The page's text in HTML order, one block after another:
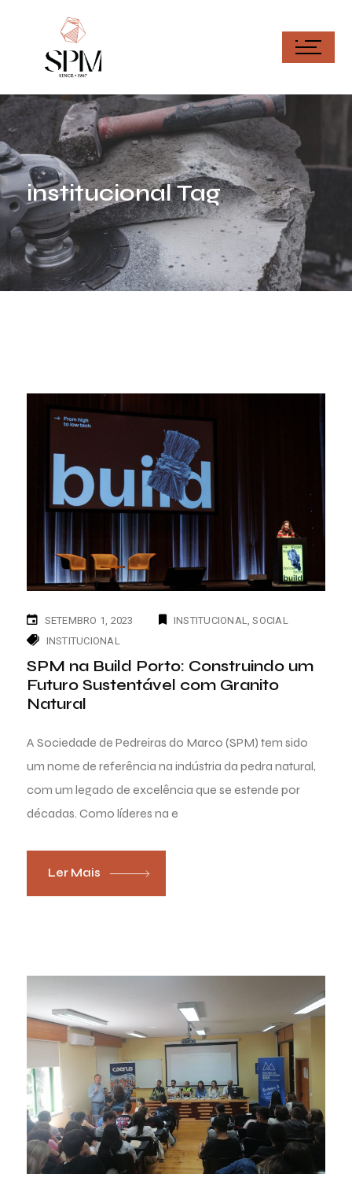
institucional Tag
SETEMBRO 1, 2023 INSTITUCIONAL SOCIAL
INSTITUCIONAL
SPM na Build Porto: Construindo um
Futuro Sustentável com Granito
Natural
A Sociedade de Pedreiras do Marco (SPM) tem sido
um nome de referência na indústria da pedra natural,
com um legado de excelência que se estende por
décadas. Como líderes na e
Ler Mais